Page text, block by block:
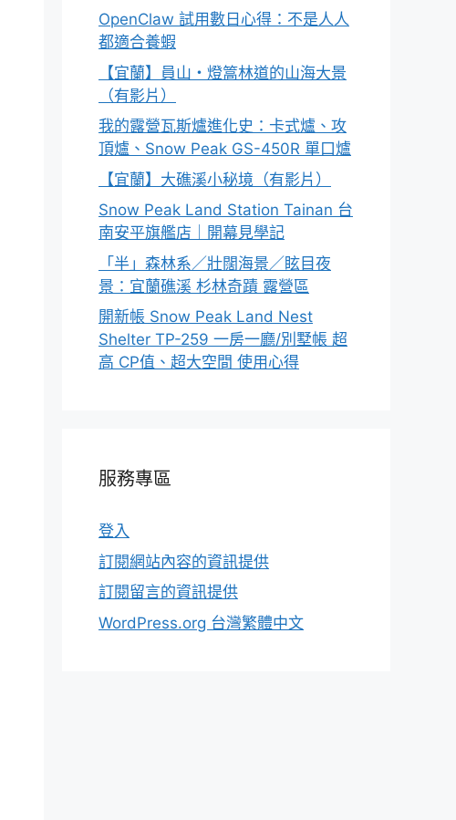
OpenClaw 試用數日心得：不是人人
都適合養蝦
【宜蘭】員山・燈篙林道的山海大景
（有影片）
我的露營瓦斯爐進化史：卡式爐、攻
頂爐、Snow Peak GS-450R 單口爐
【宜蘭】大礁溪小秘境（有影片）
Snow Peak Land Station Tainan 台
南安平旗艦店｜開幕見學記
「半」森林系／壯闊海景／眩目夜
景：宜蘭礁溪 杉林奇蹟 露營區
開新帳 Snow Peak Land Nest
Shelter TP-259 一房一廳/別墅帳 超
高 CP值、超大空間 使用心得
服務專區
登入
訂閱網站內容的資訊提供
訂閱留言的資訊提供
WordPress.org 台灣繁體中文